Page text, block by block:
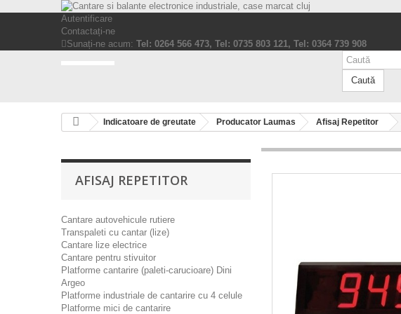
Autentificare
Contactați-ne
Sunați-ne acum: Tel: 0264 566 473, Tel: 0735 803 121, Tel: 0364 739 908
Caută
Indicatoare de greutate Producator Laumas Afisaj Repetitor
AFISAJ REPETITOR
Cantare autovehicule rutiere
Transpaleti cu cantar (lize)
Cantare lize electrice
Cantare pentru stivuitor
Platforme cantarire (paleti-carucioare) Dini
Argeo
Platforme industriale de cantarire cu 4 celule
Platforme mici de cantarire